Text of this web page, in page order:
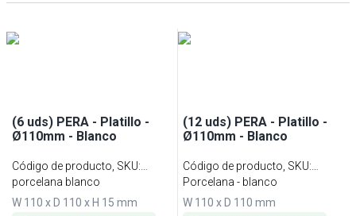
(6 uds) PERA - Platillo -
Ø110mm - Blanco
Código de producto, SKU:
KUTPK6
porcelana blanco
W 110 x D 110 x H 15 mm
(12 uds) PERA - Platillo -
Ø110mm - Blanco
Código de producto, SKU:
KUTPK6#12
Porcelana - blanco
W 110 x D 110 mm